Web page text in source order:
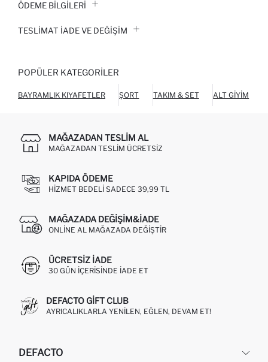
ÖDEME BİLGİLERİ
TESLIMAT İADE VE DEĞIŞIM
POPÜLER KATEGORILER
BAYRAMLIK KIYAFETLER ŞORT TAKIM & SET ALT GIYIM
MAĞAZADAN TESLIM AL
MAĞAZADAN TESLIM ÜCRETSIZ
KAPIDA ÖDEME
HIZMET BEDELI SADECE 39,99 TL
MAĞAZADA DEĞIŞIM&İADE
ONLINE AL MAĞAZADA DEĞIŞTIR
ÜCRETSIZ IADE
30 GÜN IÇERISINDE IADE ET
DEFACTO GIFT CLUB
AYRICALIKLARLA YENILEN, EĞLEN, DEVAM ET!
DEFACTO